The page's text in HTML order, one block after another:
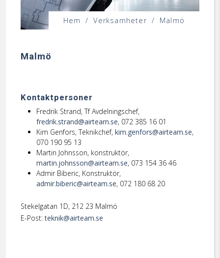
Hem / Verksamheter / Malmö
Malmö
Kontaktpersoner
Fredrik Strand, Tf Avdelningschef,
fredrik.strand@airteam.se, 072 385 16 01
Kim Genfors, Teknikchef, kim.genfors@airteam.se,
070 190 95 13
Martin Johnsson, konstruktör,
martin.johnsson@airteam.se, 073 154 36 46
Admir Biberic, Konstruktör,
admir.biberic@airteam.se, 072 180 68 20
Stekelgatan 1D, 212 23 Malmö
E-Post:teknik@airteam.se